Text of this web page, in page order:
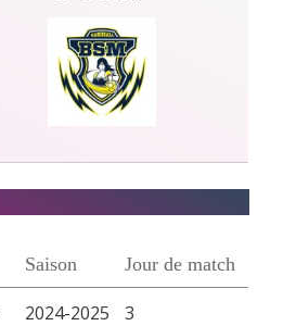
Saison Jour de match
2024-2025 3